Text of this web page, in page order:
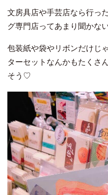
文房具店や手芸店なら行っ
グ専門店ってあまり聞かな
包装紙や袋やリボンだけじ
ターセットなんかもたくさ
そう♡